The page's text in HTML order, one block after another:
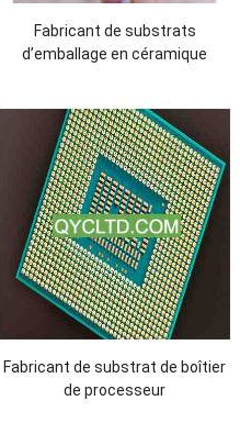
Fabricant de substrats
d’emballage en céramique
Fabricant de substrat de boîtier
de processeur